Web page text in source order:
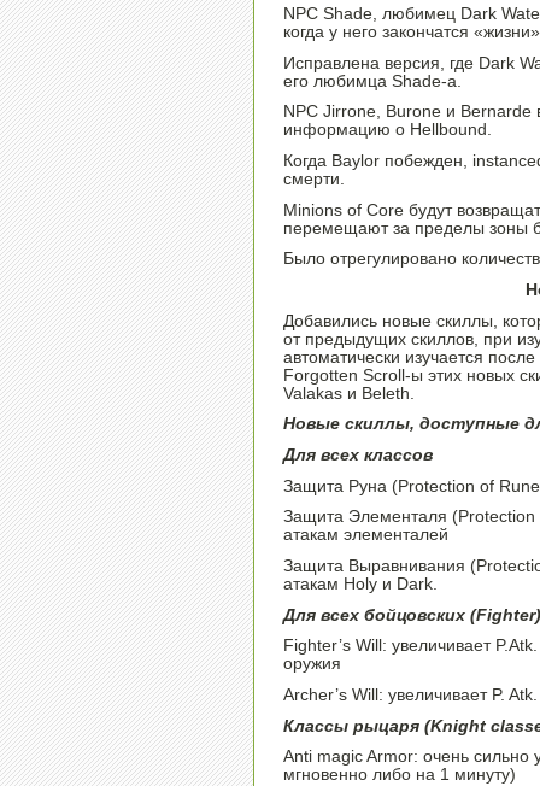
NPC Shade, любимец Dark
когда у него закончатся
Исправлена версия, где Dark
его любимца Shade-а.
NPC Jirrone, Burone и
информацию о Hellbound.
Когда Baylor побежден,
смерти.
Minions of Core будут
перемещают за пределы зоны
Было отрегулировано
Добавились новые скиллы,
от предыдущих скиллов, при
автоматически изучается
Forgotten Scroll-ы этих новых
Valakas и Beleth.
Новые скиллы, доступные
Для всех классов
Защита Руна (Protection of
Защита Элементаля (Protection
атакам элементалей
Защита Выравнивания
атакам Holy и Dark.
Для всех бойцовских
Fighter’s Will: увеличивает
оружия
Archer’s Will: увеличивает P.
Классы рыцаря (Knight
Anti magic Armor: очень сильно
мгновенно либо на 1 минуту)